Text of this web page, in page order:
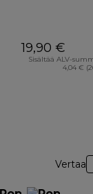
19,90 €
Sisältää ALV-
4,04 €
Vertaa